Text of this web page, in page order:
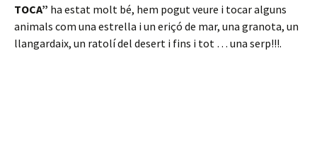
TOCA” ha estat molt bé, hem pogut veure i tocar alguns
animals com una estrella i un eriçó de mar, una granota, un
llangardaix, un ratolí del desert i fins i tot … una serp!!!.